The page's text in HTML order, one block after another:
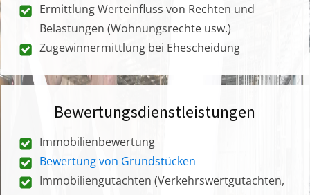
Ermittlung Werteinfluss von Rechten und
Belastungen (Wohnungsrechte usw.)
Zugewinnermittlung bei Ehescheidung
Bewertungsdienstleistungen
Immobilienbewertung
Bewertung von Grundstücken
Immobiliengutachten (Verkehrswertgutachten,